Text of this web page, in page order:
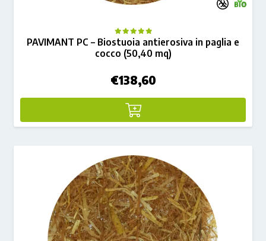
PAVIMANT PC – Biostuoia antierosiva in paglia e
cocco (50,40 mq)
€138,60